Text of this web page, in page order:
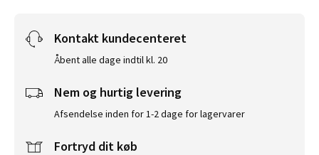
Kontakt kundecenteret
Åbent alle dage indtil kl. 20
Nem og hurtig levering
Afsendelse inden for 1-2 dage for lagervarer
Fortryd dit køb